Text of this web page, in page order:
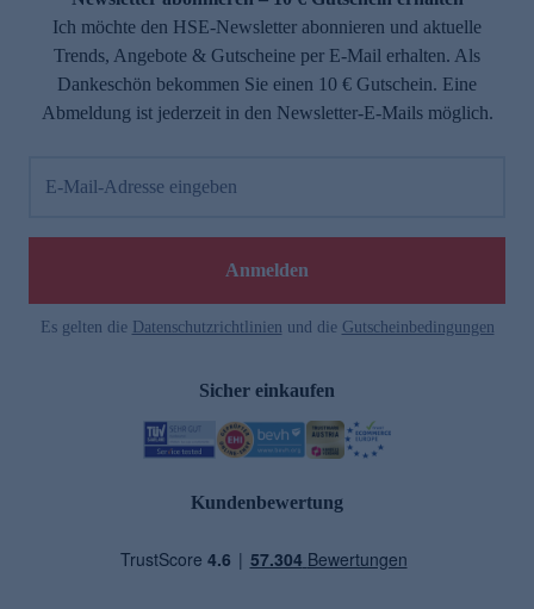
Ich möchte den HSE-Newsletter abonnieren und aktuelle
Trends, Angebote & Gutscheine per E-Mail erhalten. Als
Dankeschön bekommen Sie einen 10 € Gutschein. Eine
Abmeldung ist jederzeit in den Newsletter-E-Mails möglich.
E-Mail-Adresse eingeben
Anmelden
Es gelten die Datenschutzrichtlinien und die Gutscheinbedingungen
Sicher einkaufen
Kundenbewertung